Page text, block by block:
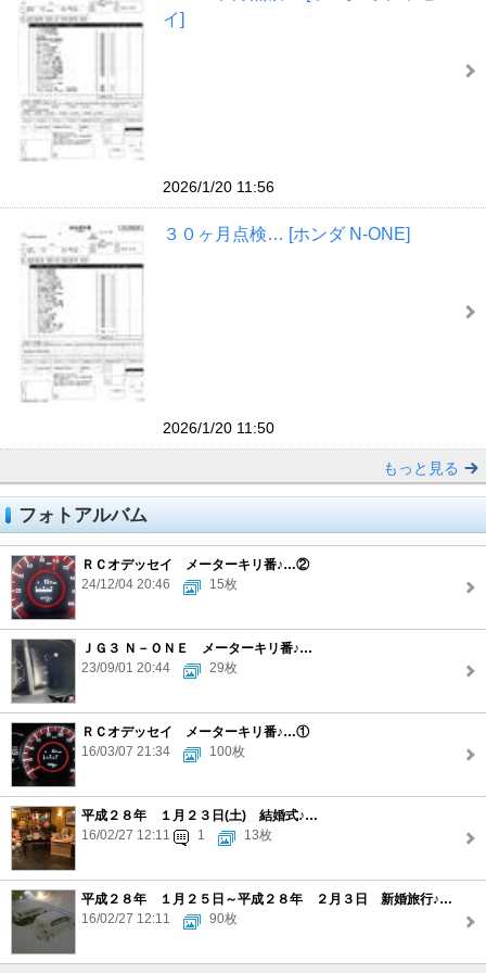
イ]
2026/1/20 11:56
３０ヶ月点検… [ホンダ N-ONE]
2026/1/20 11:50
もっと見る
フォトアルバム
ＲＣオデッセイ メーターキリ番♪…②
24/12/04 20:46
15枚
ＪＧ３ Ｎ－ＯＮＥ メーターキリ番♪…
23/09/01 20:44
29枚
ＲＣオデッセイ メーターキリ番♪…①
16/03/07 21:34
100枚
平成２８年 １月２３日(土) 結婚式♪…
16/02/27 12:11
1 13枚
平成２８年 １月２５日～平成２８年 ２月３日 新婚旅行♪…
16/02/27 12:11
90枚